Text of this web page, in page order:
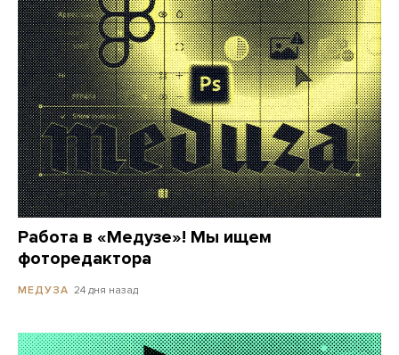
Работа в «Медузе»! Мы ищем
фоторедактора
МЕДУЗА 24 дня назад